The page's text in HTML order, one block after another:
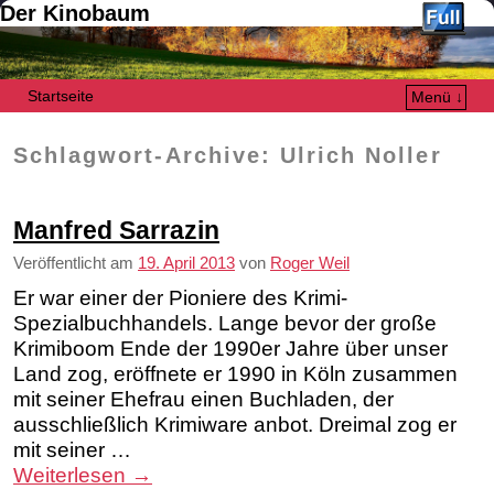
Der Kinobaum
Startseite
Menü ↓
Schlagwort-Archive: Ulrich Noller
Manfred Sarrazin
Veröffentlicht am 19. April 2013 von Roger Weil
Er war einer der Pioniere des Krimi-
Spezialbuchhandels. Lange bevor der große
Krimiboom Ende der 1990er Jahre über unser
Land zog, eröffnete er 1990 in Köln zusammen
mit seiner Ehefrau einen Buchladen, der
ausschließlich Krimiware anbot. Dreimal zog er
mit seiner …
Weiterlesen →